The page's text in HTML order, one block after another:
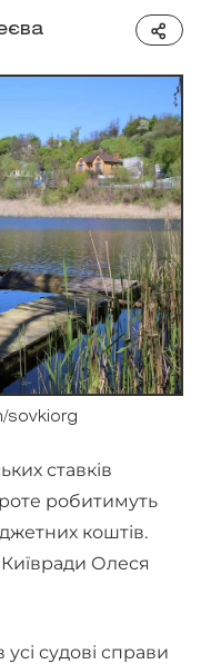
sovkiorg
ставків
робитимуть
коштів.
Олеся
судові справи